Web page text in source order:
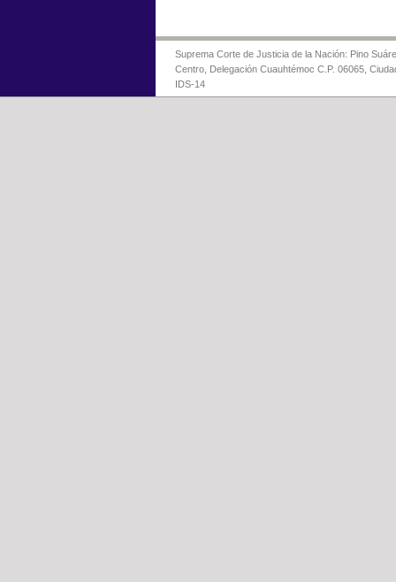
Suprema Corte de Justicia de la Nación: Pino
Centro, Delegación Cuauhtémoc C.P. 06065,
IDS-14